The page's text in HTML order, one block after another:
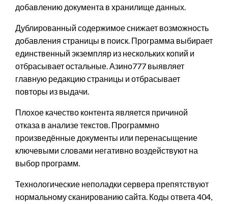
добавлению документа в хранилище данных.
Дублированный содержимое снижает возможность
добавления страницы в поиск. Программа выбирает
единственный экземпляр из нескольких копий и
отбрасывает остальные. Азино777 выявляет
главную редакцию страницы и отбрасывает
повторы из выдачи.
Плохое качество контента является причиной
отказа в анализе текстов. Программно
произведённые документы или перенасыщение
ключевыми словами негативно воздействуют на
выбор программ.
Технологические неполадки сервера препятствуют
нормальному сканированию сайта. Коды ответа 404,